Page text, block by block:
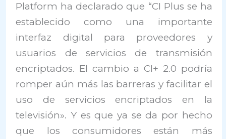
Platform ha declarado que “CI Plus se ha
establecido como una importante
interfaz digital para proveedores y
usuarios de servicios de transmisión
encriptados. El cambio a CI+ 2.0 podría
romper aún más las barreras y facilitar el
uso de servicios encriptados en la
televisión». Y es que ya se da por hecho
que los consumidores están más